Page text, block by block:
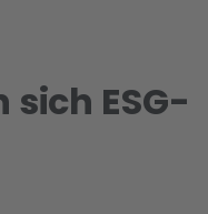
sich ESG-